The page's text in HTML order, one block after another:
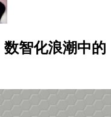
数智化浪潮中的